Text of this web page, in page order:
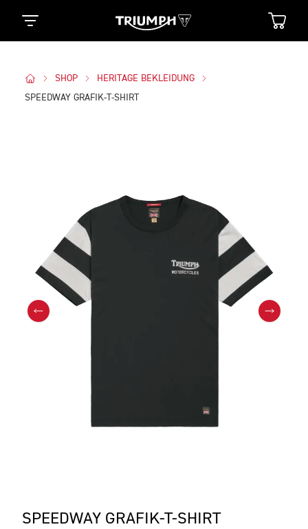
SHOP
HERITAGE BEKLEIDUNG
SPEEDWAY GRAFIK-T-SHIRT
SPEEDWAY GRAFIK-T-SHIRT